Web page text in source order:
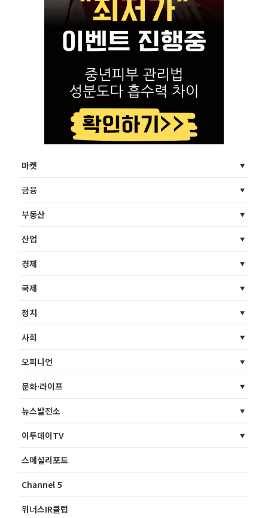
마켓
금융
부동산
산업
경제
국제
정치
사회
오피니언
문화·라이프
뉴스발전소
이투데이TV
스페셜리포트
Channel 5
위너스IR클럽